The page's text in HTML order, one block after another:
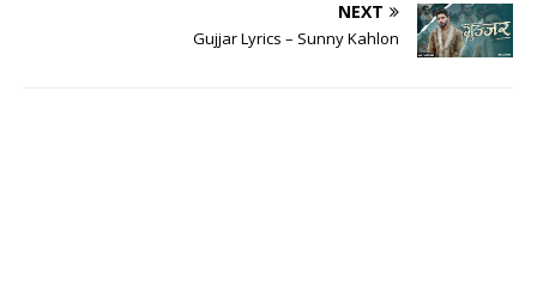
NEXT
Gujjar Lyrics – Sunny Kahlon